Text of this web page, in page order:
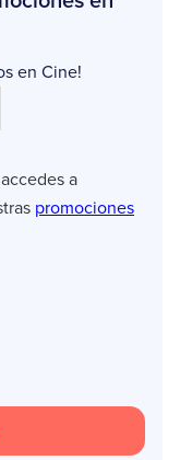
en Cine!
a
promociones